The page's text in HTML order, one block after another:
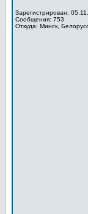
Зарегистрирован:
Сообщения: 753
Откуда: Минск,